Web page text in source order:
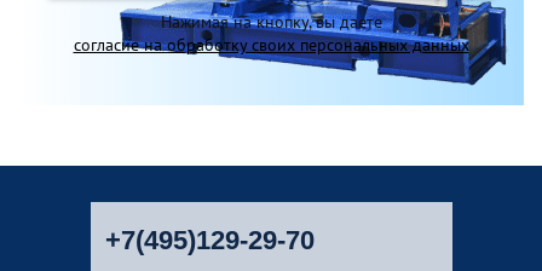
Нажимая на кнопку, вы даете
согласие на обработку своих персональных данных
+7(495)129-29-70